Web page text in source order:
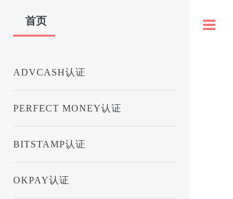
首页
ADVCASH认证
PERFECT MONEY认证
BITSTAMP认证
OKPAY认证